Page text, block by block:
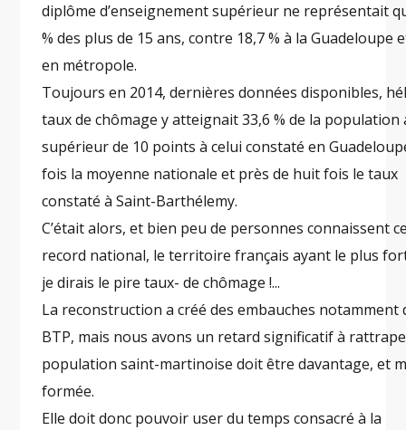
diplôme d’enseignement supérieur ne représentait
% des plus de 15 ans, contre 18,7 % à la Guadeloupe
en métropole.
Toujours en 2014, dernières données disponibles,
taux de chômage y atteignait 33,6 % de la population
supérieur de 10 points à celui constaté en
fois la moyenne nationale et près de huit fois le taux
constaté à Saint-Barthélemy.
C’était alors, et bien peu de personnes connaissent
record national, le territoire français ayant le plus
je dirais le pire taux- de chômage !...
La reconstruction a créé des embauches notamment
BTP, mais nous avons un retard significatif à
population saint-martinoise doit être davantage, et
formée.
Elle doit donc pouvoir user du temps consacré à la